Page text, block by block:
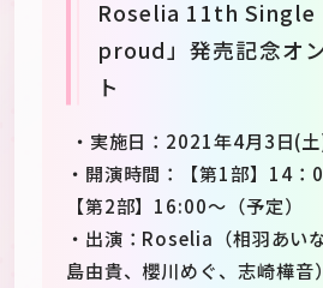
Roselia 11th Single
proud」発売記念オ
ト
・実施日：2021年4月3日(
・開演時間：【第1部】14
【第2部】16:00～（予定）
・出演：Roselia（相羽あい
島由貴、櫻川めぐ、志崎樺音）